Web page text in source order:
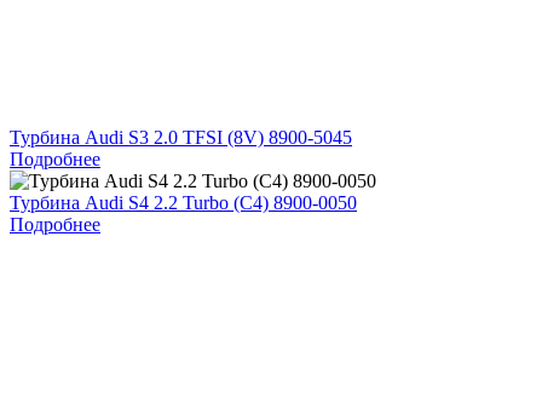
Турбина Audi S3 2.0 TFSI (8V) 8900-5045
Подробнее
Турбина Audi S4 2.2 Turbo (C4) 8900-0050
Подробнее